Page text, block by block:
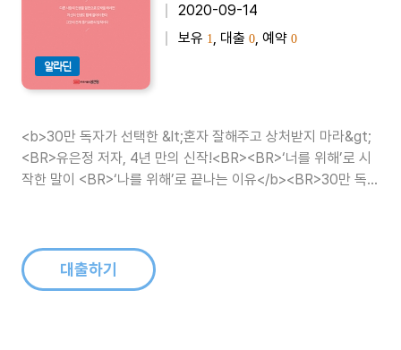
알라딘
2020-09-14
보유 1 , 대출 0 , 예약 0
<b>30만 독자가 선택한 &lt;혼자 잘해주고 상처받지 마라&gt;
<BR>유은정 저자, 4년 만의 신작!<BR><BR>‘너를 위해’로 시
작한 말이 <BR>‘나를 위해’로 끝나는 이유</b><BR>30만 독자
대출하기